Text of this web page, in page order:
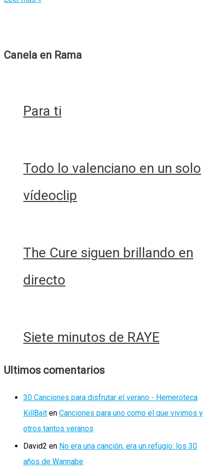
llama
Canela en Rama
Para ti
Todo lo valenciano en un solo
vídeoclip
The Cure siguen brillando en
directo
Siete minutos de RAYE
Ultimos comentarios
30 Canciones para disfrutar el verano - Hemeroteca
KillBait en Canciones para uno como el que vivimos y
otros tantos veranos
David2 en No era una canción, era un refugio: los 30
años de Wannabe